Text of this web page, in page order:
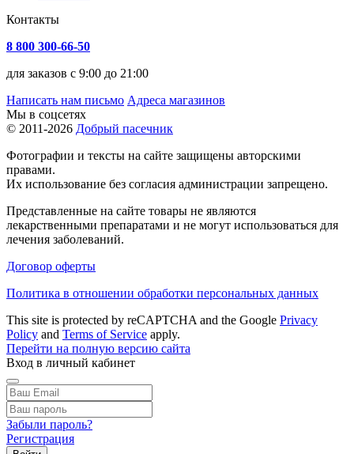
Контакты
8 800 300-66-50
для заказов с 9:00 до 21:00
Написать нам письмо Адреса магазинов
Мы в соцсетях
© 2011-2026 Добрый пасечник
Фотографии и тексты на сайте защищены авторскими
правами.
Их использование без согласия администрации запрещено.
Представленные на сайте товары не являются
лекарственными препаратами и не могут использоваться для
лечения заболеваний.
Договор оферты
Политика в отношении обработки персональных данных
This site is protected by reCAPTCHA and the Google Privacy
Policy and Terms of Service apply.
Перейти на полную версию сайта
Вход в личный кабинет
Забыли пароль?
Регистрация